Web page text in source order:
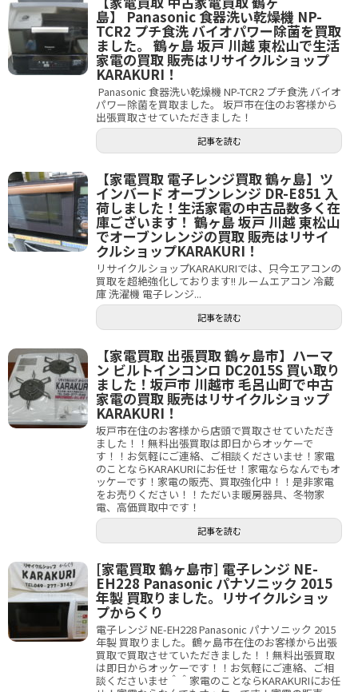
島】 Panasonic 食器洗い乾燥機 NP-
TCR2 プチ食洗 バイオパワー除菌を買取
ました。 鶴ヶ島 坂戸 川越 東松山で生活
家電の買取 販売はリサイクルショップ
KARAKURI！
Panasonic 食器洗い乾燥機 NP-TCR2 プチ食洗 バイオ
パワー除菌を買取ました。 坂戸市在住のお客様から
出張買取させていただきました！
記事を読む
【家電買取 電子レンジ買取 鶴ヶ島】ツ
インバード オーブンレンジ DR-E851 入
荷しました！生活家電の中古品数多く在
庫ございます！ 鶴ヶ島 坂戸 川越 東松山
でオーブンレンジの買取 販売はリサイ
クルショップKARAKURI！
リサイクルショップKARAKURIでは、只今エアコンの
買取を超絶強化しております!! ルームエアコン 冷蔵
庫 洗濯機 電子レンジ...
記事を読む
【家電買取 出張買取 鶴ヶ島市】ハーマ
ン ビルトインコンロ DC2015S 買い取り
ました！坂戸市 川越市 毛呂山町で中古
家電の買取 販売はリサイクルショップ
KARAKURI！
坂戸市在住のお客様から店頭で買取させていただき
ました！！無料出張買取は即日からオッケーで
す！！お気軽にご連絡、ご相談くださいませ！家電
のことならKARAKURIにお任せ！家電ならなんでもオ
ッケーです！家電の販売、買取強化中！！是非家電
をお売りください！！ただいま暖房器具、冬物家
電、高価買取中です！
記事を読む
[家電買取 鶴ヶ島市] 電子レンジ NE-
EH228 Panasonic パナソニック 2015
年製 買取りました。リサイクルショッ
プからくり
電子レンジ NE-EH228 Panasonic パナソニック 2015
年製 買取りました。鶴ヶ島市在住のお客様から出張
買取で買取させていただきました！！無料出張買取
は即日からオッケーです！！お気軽にご連絡、ご相
談くださいませ＾＾家電のことならKARAKURIにお任